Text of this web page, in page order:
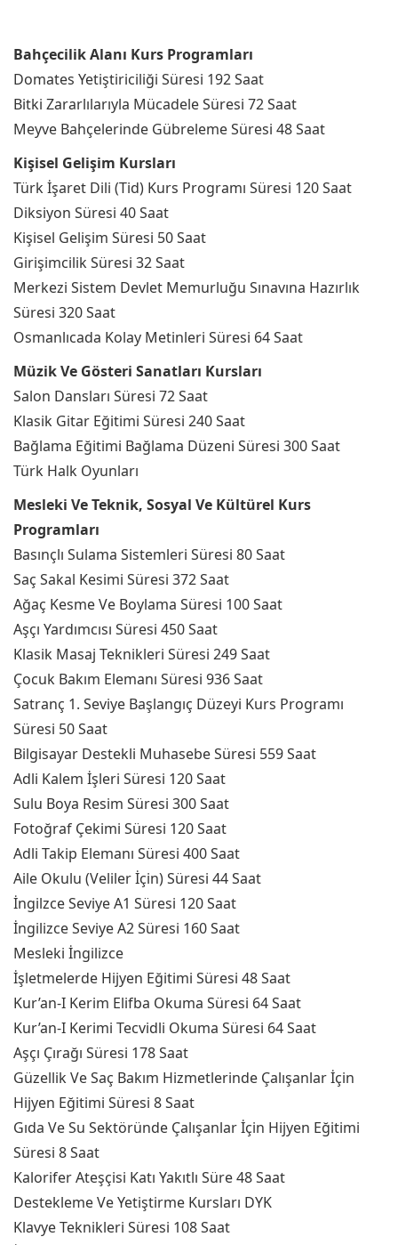
Bahçecilik Alanı Kurs Programları
Domates Yetiştiriciliği Süresi 192 Saat
Bitki Zararlılarıyla Mücadele Süresi 72 Saat
Meyve Bahçelerinde Gübreleme Süresi 48 Saat
Kişisel Gelişim Kursları
Türk İşaret Dili (Tid) Kurs Programı Süresi 120 Saat
Diksiyon Süresi 40 Saat
Kişisel Gelişim Süresi 50 Saat
Girişimcilik Süresi 32 Saat
Merkezi Sistem Devlet Memurluğu Sınavına Hazırlık
Süresi 320 Saat
Osmanlıcada Kolay Metinleri Süresi 64 Saat
Müzik Ve Gösteri Sanatları Kursları
Salon Dansları Süresi 72 Saat
Klasik Gitar Eğitimi Süresi 240 Saat
Bağlama Eğitimi Bağlama Düzeni Süresi 300 Saat
Türk Halk Oyunları
Mesleki Ve Teknik, Sosyal Ve Kültürel Kurs
Programları
Basınçlı Sulama Sistemleri Süresi 80 Saat
Saç Sakal Kesimi Süresi 372 Saat
Ağaç Kesme Ve Boylama Süresi 100 Saat
Aşçı Yardımcısı Süresi 450 Saat
Klasik Masaj Teknikleri Süresi 249 Saat
Çocuk Bakım Elemanı Süresi 936 Saat
Satranç 1. Seviye Başlangıç Düzeyi Kurs Programı
Süresi 50 Saat
Bilgisayar Destekli Muhasebe Süresi 559 Saat
Adli Kalem İşleri Süresi 120 Saat
Sulu Boya Resim Süresi 300 Saat
Fotoğraf Çekimi Süresi 120 Saat
Adli Takip Elemanı Süresi 400 Saat
Aile Okulu (Veliler İçin) Süresi 44 Saat
İngilzce Seviye A1 Süresi 120 Saat
İngilizce Seviye A2 Süresi 160 Saat
Mesleki İngilizce
İşletmelerde Hijyen Eğitimi Süresi 48 Saat
Kur’an-I Kerim Elifba Okuma Süresi 64 Saat
Kur’an-I Kerimi Tecvidli Okuma Süresi 64 Saat
Aşçı Çırağı Süresi 178 Saat
Güzellik Ve Saç Bakım Hizmetlerinde Çalışanlar İçin
Hijyen Eğitimi Süresi 8 Saat
Gıda Ve Su Sektöründe Çalışanlar İçin Hijyen Eğitimi
Süresi 8 Saat
Kalorifer Ateşçisi Katı Yakıtlı Süre 48 Saat
Destekleme Ve Yetiştirme Kursları DYK
Klavye Teknikleri Süresi 108 Saat